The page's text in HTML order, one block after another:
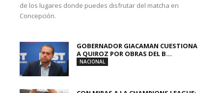
de los lugares donde puedes disfrutar del matcha en
Concepción.
GOBERNADOR GIACAMAN CUESTIONA
A QUIROZ POR OBRAS DEL B...
NACIONAL